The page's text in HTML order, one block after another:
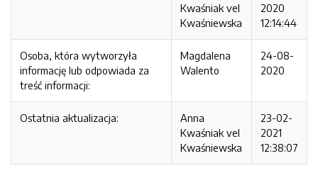
Kwaśniak vel
Kwaśniewska
2020
12:14:44
Osoba, która wytworzyła
informację lub odpowiada za
treść informacji:
Magdalena
Walento
24-08-
2020
Ostatnia aktualizacja:
Anna
Kwaśniak vel
Kwaśniewska
23-02-
2021
12:38:07